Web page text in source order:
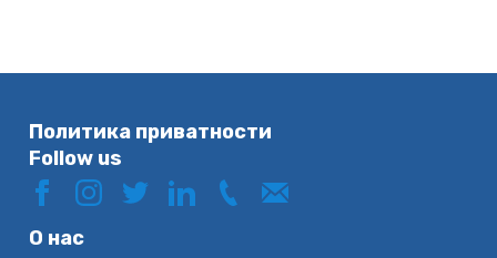
Политика приватности
Follow us
О нас